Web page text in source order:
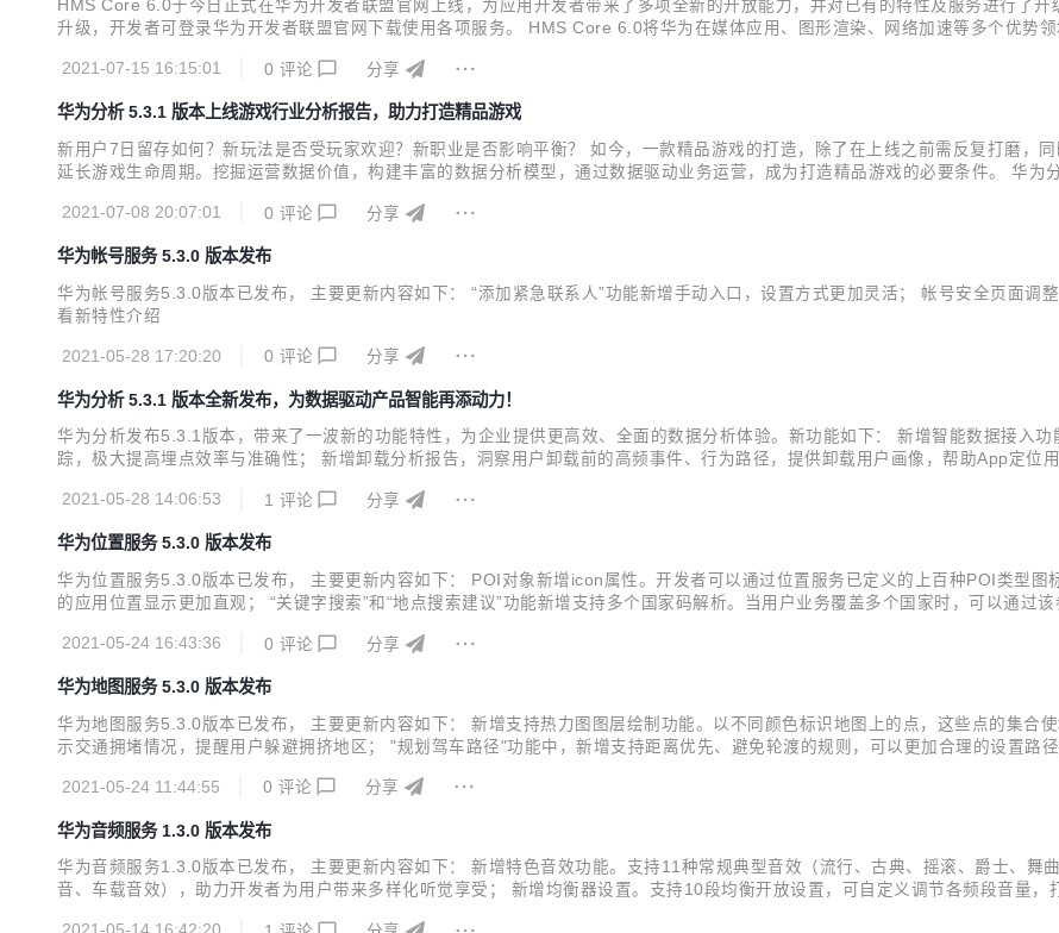
HMS Core 6.0于今日正式在华为开发者联盟官网上线，为应用开发者带来了多项全新的开放能力，并对已有的特性及服务进行了
升级，开发者可登录华为开发者联盟官网下载使用各项服务。 HMS Core 6.0将华为在媒体应用、图形渲染、网络加速等多个优势
发者提供基于AI...
2021-07-15 16:15:01 0 评论 分享
华为分析 5.3.1 版本上线游戏行业分析报告，助力打造精品游戏
新用户7日留存如何？新玩法是否受玩家欢迎？新职业是否影响平衡？ 如今，一款精品游戏的打造，除了在上线之前需反复打磨，
延长游戏生命周期。挖掘运营数据价值，构建丰富的数据分析模型，通过数据驱动业务运营，成为打造精品游戏的必要条件。 华为
人员最关心的数据加入核心指标看板，可以一目了然地掌握游戏当前的数据表现，...
2021-07-08 20:07:01 0 评论 分享
华为帐号服务 5.3.0 版本发布
华为帐号服务5.3.0版本已发布， 主要更新内容如下： “添加紧急联系人”功能新增手动入口，设置方式更加灵活； 帐号安全页面调
看新特性介绍
2021-05-28 17:20:20 0 评论 分享
华为分析 5.3.1 版本全新发布，为数据驱动产品智能再添动力！
华为分析发布5.3.1版本，带来了一波新的功能特性，为企业提供更高效、全面的数据分析体验。新功能如下： 新增智能数据接入
踪，极大提高埋点效率与准确性； 新增卸载分析报告，洞察用户卸载前的高频事件、行为路径，提供卸载用户画像，帮助App定位
力多维度、深度洞察用户特征与精准营销； 路径分析支持查看特定起始事件或结...
2021-05-28 14:06:53 1 评论 分享
华为位置服务 5.3.0 版本发布
华为位置服务5.3.0版本已发布， 主要更新内容如下： POI对象新增icon属性。开发者可以通过位置服务已定义的上百种POI类型
的应用位置显示更加直观； “关键字搜索”和“地点搜索建议”功能新增支持多个国家码解析。当用户业务覆盖多个国家时，可以通过
2021-05-24 16:43:36 0 评论 分享
华为地图服务 5.3.0 版本发布
华为地图服务5.3.0版本已发布， 主要更新内容如下： 新增支持热力图图层绘制功能。以不同颜色标识地图上的点，这些点的集合
示交通拥堵情况，提醒用户躲避拥挤地区； "规划驾车路径"功能中，新增支持距离优先、避免轮渡的规则，可以更加合理的设置路
2021-05-24 11:44:55
0 评论 分享
华为音频服务 1.3.0 版本发布
华为音频服务1.3.0版本已发布， 主要更新内容如下： 新增特色音效功能。支持11种常规典型音效（流行、古典、摇滚、爵士、舞
音、车载音效），助力开发者为用户带来多样化听觉享受； 新增均衡器设置。支持10段均衡开放设置，可自定义调节各频段音量，